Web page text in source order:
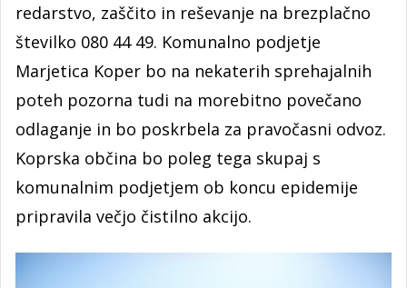
redarstvo, zaščito in reševanje na brezplačno
številko 080 44 49. Komunalno podjetje
Marjetica Koper bo na nekaterih sprehajalnih
poteh pozorna tudi na morebitno povečano
odlaganje in bo poskrbela za pravočasni odvoz.
Koprska občina bo poleg tega skupaj s
komunalnim podjetjem ob koncu epidemije
pripravila večjo čistilno akcijo.